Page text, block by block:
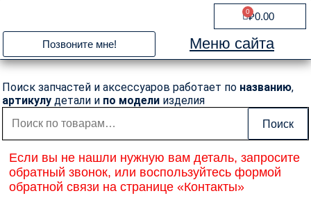
содержимому
₽0.00
0
Cart
Позвоните мне! Меню сайта
Поиск запчастей и аксессуаров работает по названию,
артикулу детали и по модели изделия
Искать:
Поиск
Если вы не нашли нужную вам деталь, запросите
обратный звонок, или воспользуйтесь формой
обратной связи на странице «Контакты»